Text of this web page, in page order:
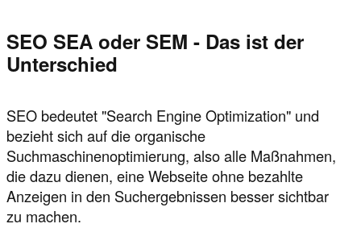
SEO SEA oder SEM - Das ist der
Unterschied
SEO bedeutet "Search Engine Optimization" und
bezieht sich auf die organische
Suchmaschinenoptimierung, also alle Maßnahmen,
die dazu dienen, eine Webseite ohne bezahlte
Anzeigen in den Suchergebnissen besser sichtbar
zu machen.